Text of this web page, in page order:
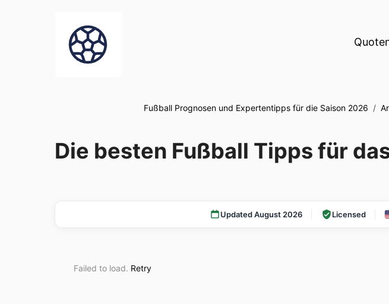
Fußball Prognosen und Expertentipps für die Saison 2026 /
Die besten Fußball Tipps für
Updated August 2026 Licensed
Failed to load. Retry